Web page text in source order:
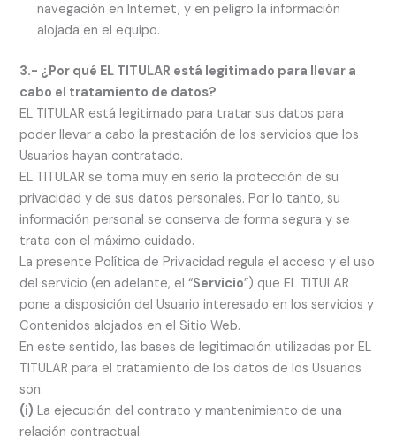
navegación en Internet, y en peligro la información
alojada en el equipo.
3.- ¿Por qué EL TITULAR está legitimado para llevar a
cabo el tratamiento de datos?
EL TITULAR está legitimado para tratar sus datos para
poder llevar a cabo la prestación de los servicios que los
Usuarios hayan contratado.
EL TITULAR se toma muy en serio la protección de su
privacidad y de sus datos personales. Por lo tanto, su
información personal se conserva de forma segura y se
trata con el máximo cuidado.
La presente Política de Privacidad regula el acceso y el uso
del servicio (en adelante, el “Servicio”) que EL TITULAR
pone a disposición del Usuario interesado en los servicios y
Contenidos alojados en el Sitio Web.
En este sentido, las bases de legitimación utilizadas por EL
TITULAR para el tratamiento de los datos de los Usuarios
son:
(i) La ejecución del contrato y mantenimiento de una
relación contractual.